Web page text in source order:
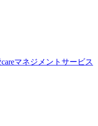
マネジメントサービス